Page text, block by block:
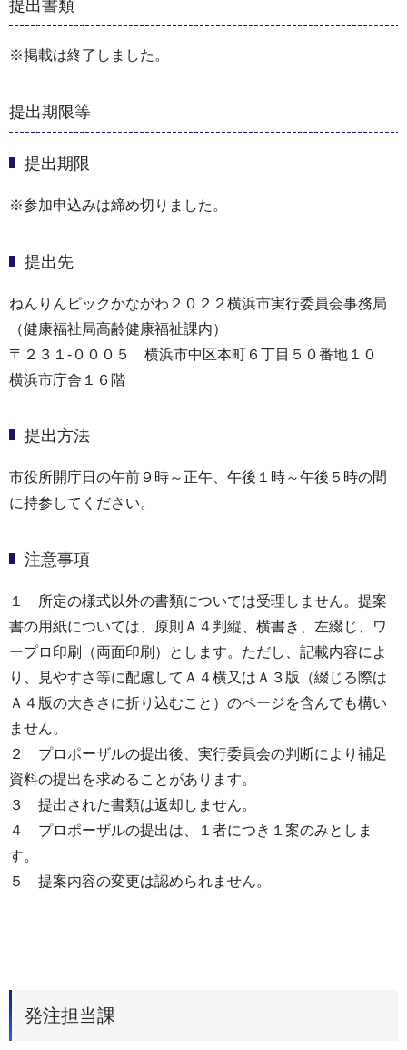
提出書類
※掲載は終了しました。
提出期限等
提出期限
※参加申込みは締め切りました。
提出先
ねんりんピックかながわ２０２２横浜市実行委員会事務局
（健康福祉局高齢健康福祉課内）
〒２３１-０００５ 横浜市中区本町６丁目５０番地１０
横浜市庁舎１６階
提出方法
市役所開庁日の午前９時～正午、午後１時～午後５時の間
に持参してください。
注意事項
１ 所定の様式以外の書類については受理しません。提案
書の用紙については、原則Ａ４判縦、横書き、左綴じ、ワ
ープロ印刷（両⾯印刷）とします。ただし、記載内容によ
り、⾒やすさ等に配慮してＡ４横又はＡ３版（綴じる際は
Ａ４版の⼤きさに折り込むこと）のページを含んでも構い
ません。
２ プロポーザルの提出後、実行委員会の判断により補足
資料の提出を求めることがあります。
３ 提出された書類は返却しません。
４ プロポーザルの提出は、１者につき１案のみとしま
す。
５ 提案内容の変更は認められません。
発注担当課